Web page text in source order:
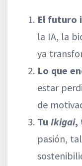
El futuro
la IA, la
ya
Lo que
estar
de
Tu Ikigai,
pasión,